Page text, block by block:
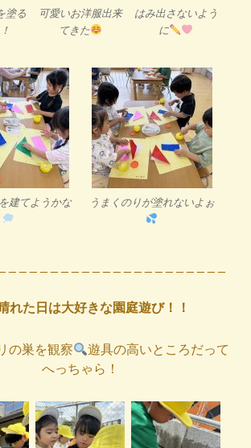
塗る
可愛いお洋服出来
てきた
はみ出さないよう
に
建てようかな うまくのりが塗れないよぉ
れた日は大好きな園庭遊び！！
の巣を観察
遊具の高いところだって
へっちゃら！